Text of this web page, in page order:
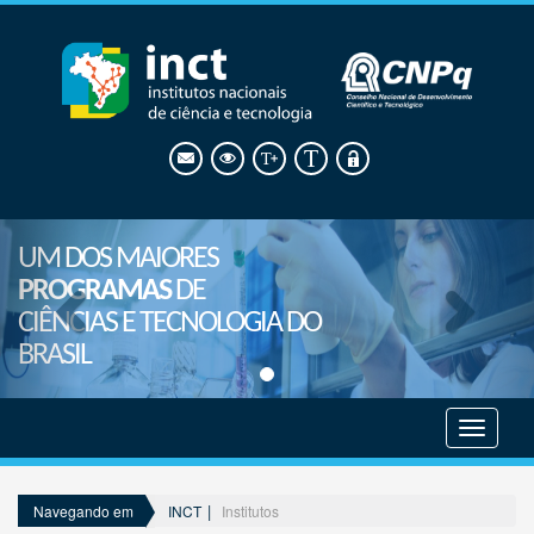
UM DOS MAIORES
PROGRAMASDE
CIÊNCIAS E TECNOLOGIA DO
BRASIL
menu
Navegando em INCT Institutos
CIÊNCIAS AGRÁRIAS E